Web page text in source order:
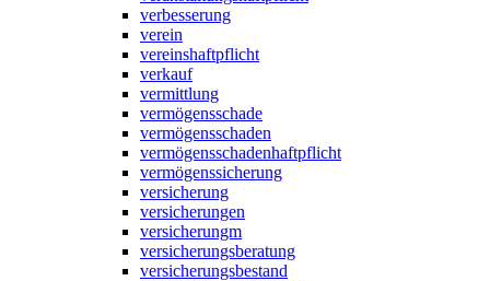
verbesserung
verein
vereinshaftpflicht
verkauf
vermittlung
vermögensschade
vermögensschaden
vermögensschadenhaftpflicht
vermögenssicherung
versicherung
versicherungen
versicherungm
versicherungsberatung
versicherungsbestand